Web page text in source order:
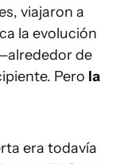
viajaron a
la evolución
de
Pero la
era todavía